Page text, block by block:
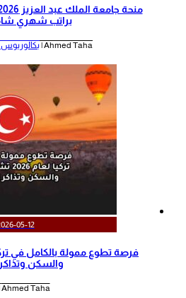
براتب شهري
Ahmed Taha | بكالوريوس
2026-05-12
والسكن وتذاكر
Ahmed Taha |